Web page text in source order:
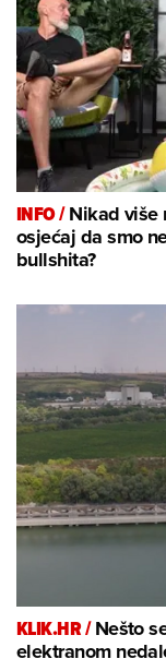
INFO /Nikad više
osjećaj da smo
bullshita?
KLIK.HR /Nešto
elektranom